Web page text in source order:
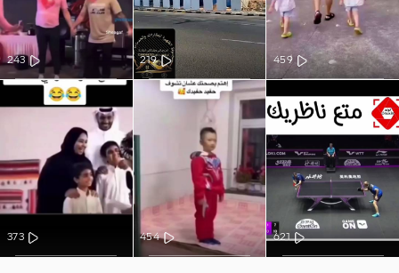
459
219
243
621
454
373